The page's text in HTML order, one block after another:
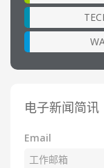
电子新闻简讯
Email